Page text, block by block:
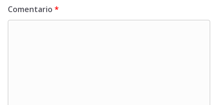
Comentario *